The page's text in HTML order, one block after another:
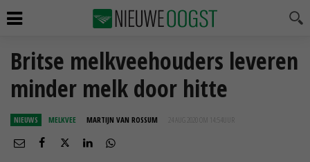
Britse melkveehouders leveren
minder melk door hitte
NIEUWS MELKVEE MARTIJN VAN ROSSUM 24 AUG 2020 OM 14:54